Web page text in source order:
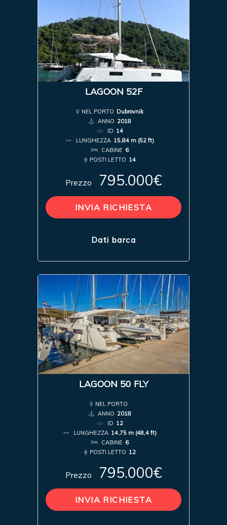
LAGOON 52F
NEL PORTO Dubrovnik
ANNO 2018
ID 14
LUNGHEZZA 15,84 m (52 ft)
CABINE 6
POSTI LETTO 14
Prezzo 795.000€
INVIA RICHIESTA
Dati barca
LAGOON 50 FLY
NEL PORTO
ANNO 2018
ID 12
LUNGHEZZA 14,75 m (48,4 ft)
CABINE 6
POSTI LETTO 12
Prezzo 795.000€
INVIA RICHIESTA